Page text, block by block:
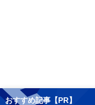
おすすめ記事【PR】